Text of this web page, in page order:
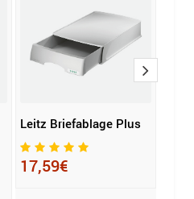
Leitz Briefablage Plus
17,59€